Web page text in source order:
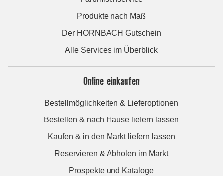
Produkte nach Maß
Der HORNBACH Gutschein
Alle Services im Überblick
Online einkaufen
Bestellmöglichkeiten & Lieferoptionen
Bestellen & nach Hause liefern lassen
Kaufen & in den Markt liefern lassen
Reservieren & Abholen im Markt
Prospekte und Kataloge